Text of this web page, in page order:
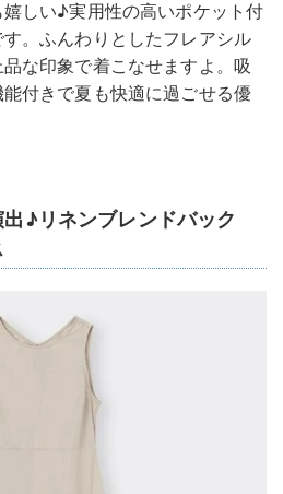
しい♪実用性の高いポケット付
。ふんわりとしたフレアシル
な印象で着こなせますよ。吸
付きで夏も快適に過ごせる優
♪リネンブレンドバック